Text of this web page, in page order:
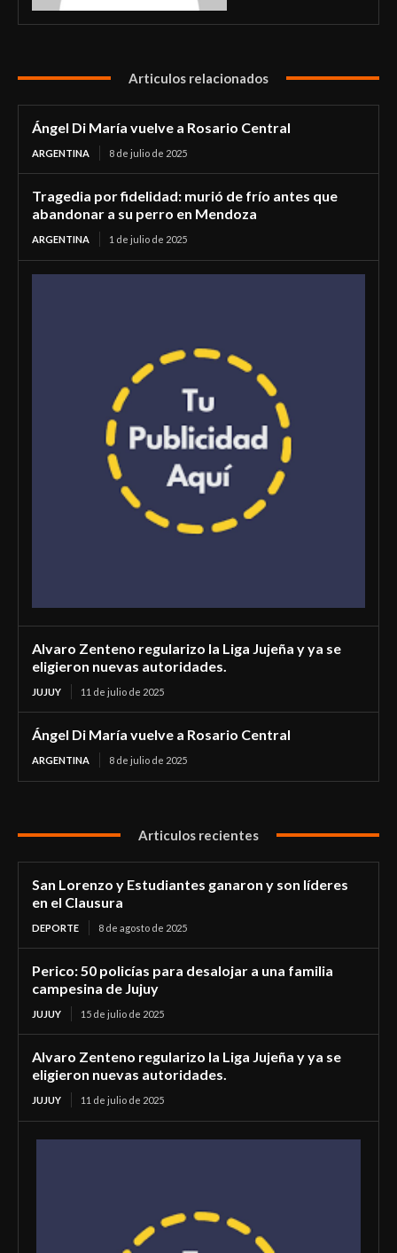
Articulos relacionados
Ángel Di María vuelve a Rosario Central
ARGENTINA 8 de julio de 2025
Tragedia por fidelidad: murió de frío antes que
abandonar a su perro en Mendoza
ARGENTINA 1 de julio de 2025
Alvaro Zenteno regularizo la Liga Jujeña y ya se
eligieron nuevas autoridades.
JUJUY 11 de julio de 2025
Ángel Di María vuelve a Rosario Central
ARGENTINA 8 de julio de 2025
Articulos recientes
San Lorenzo y Estudiantes ganaron y son líderes
en el Clausura
DEPORTE 8 de agosto de 2025
Perico: 50 policías para desalojar a una familia
campesina de Jujuy
JUJUY 15 de julio de 2025
Alvaro Zenteno regularizo la Liga Jujeña y ya se
eligieron nuevas autoridades.
JUJUY 11 de julio de 2025